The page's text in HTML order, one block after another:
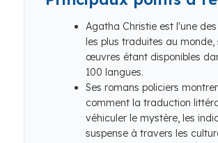
Agatha Christie est l'une
les plus traduites au monde,
œuvres étant disponibles
100 langues.
Ses romans policiers
comment la traduction
véhiculer le mystère, les
suspense à travers les